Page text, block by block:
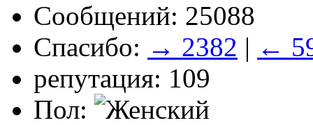
Сообщений: 25088
Спасибо: → 2382 | ←
репутация: 109
Пол: